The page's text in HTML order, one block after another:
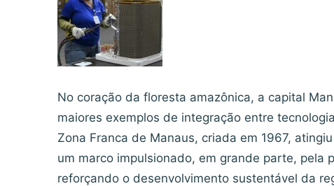
No coração da floresta amazônica, a capital
maiores exemplos de integração entre
Zona Franca de Manaus, criada em 1967,
um marco impulsionado, em grande parte, pela
reforçando o desenvolvimento sustentável da